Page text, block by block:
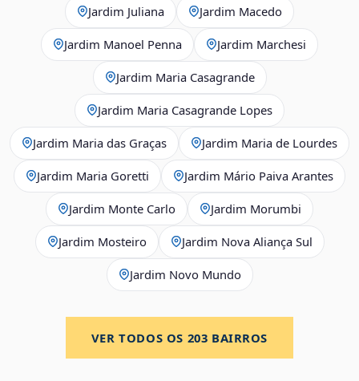
Jardim Juliana Jardim Macedo
Jardim Manoel Penna Jardim Marchesi
Jardim Maria Casagrande
Jardim Maria Casagrande Lopes
Jardim Maria das Graças Jardim Maria de Lourdes
Jardim Maria Goretti Jardim Mário Paiva Arantes
Jardim Monte Carlo Jardim Morumbi
Jardim Mosteiro Jardim Nova Aliança Sul
Jardim Novo Mundo
VER TODOS OS 203 BAIRROS